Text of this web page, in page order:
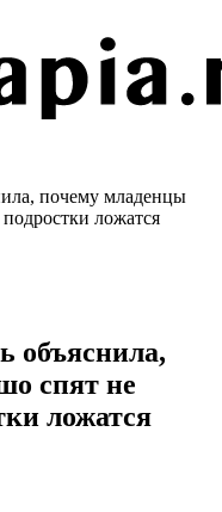
почему младенцы
ложатся
объяснила,
спят не
ложатся